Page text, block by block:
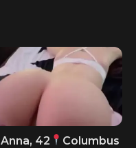
Anna, 42 Columbus